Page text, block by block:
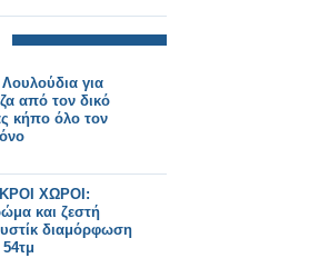
για
από τον δικό
κήπο όλο τον
ΧΩΡΟΙ:
και ζεστή
διαμόρφωση